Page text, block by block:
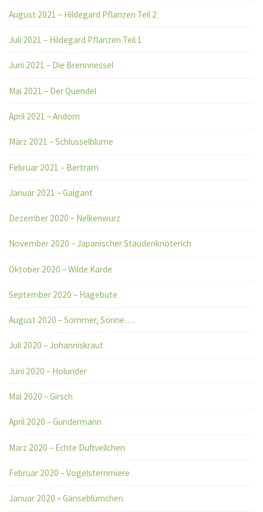
August 2021 – Hildegard Pflanzen Teil 2
Juli 2021 – Hildegard Pflanzen Teil 1
Juni 2021 – Die Brennnessel
Mai 2021 – Der Quendel
April 2021 – Andorn
März 2021 – Schlüsselblume
Februar 2021 – Bertram
Januar 2021 – Galgant
Dezember 2020 – Nelkenwurz
November 2020 – Japanischer Staudenknöterich
Oktober 2020 – Wilde Karde
September 2020 – Hagebute
August 2020 – Sommer, Sonne….
Juli 2020 – Johanniskraut
Juni 2020 – Holunder
Mai 2020 – Girsch
April 2020 – Gundermann
März 2020 – Echte Duftveilchen
Februar 2020 – Vogelsternmiere
Januar 2020 – Gänseblümchen